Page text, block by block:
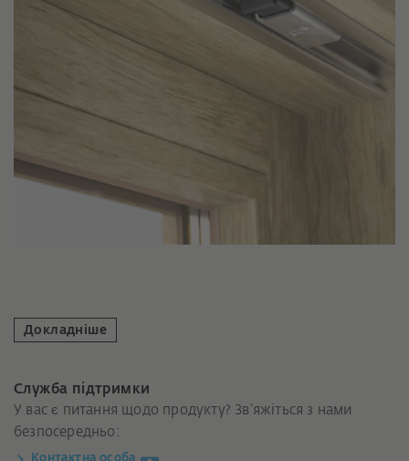
Докладніше
Служба підтримки
У вас є питання щодо продукту? Зв’яжіться з нами
безпосередньо: